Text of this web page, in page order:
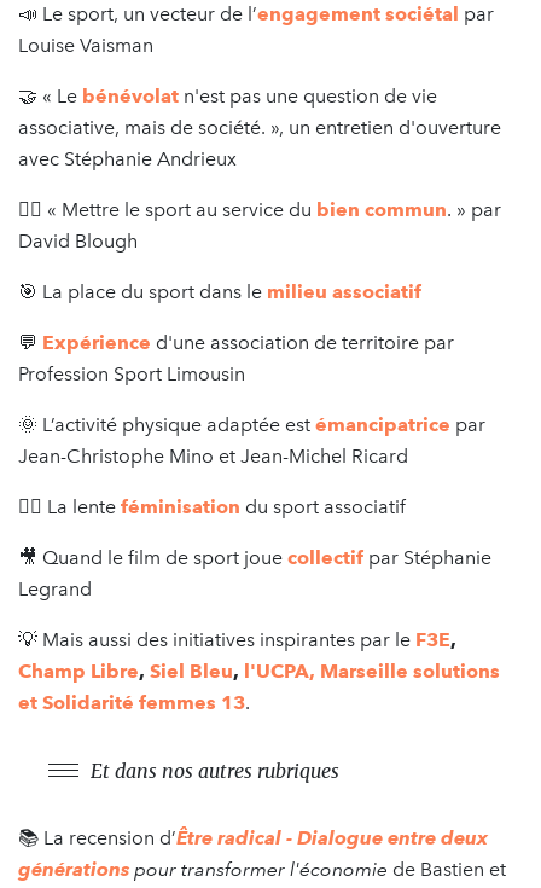
📣 Le sport, un vecteur de l’engagement sociétal par
Louise Vaisman
🤝 « Le bénévolat n'est pas une question de vie
associative, mais de société. », un entretien d'ouverture
avec Stéphanie Andrieux
🏃‍♂️ « Mettre le sport au service du bien commun. » par
David Blough
🎯 La place du sport dans le milieu associatif
💬 Expérience d'une association de territoire par
Profession Sport Limousin
🌞 L’activité physique adaptée est émancipatrice par
Jean-Christophe Mino et Jean-Michel Ricard
🏃‍♀️ La lente féminisation du sport associatif
🎥 Quand le film de sport joue collectif par Stéphanie
Legrand
💡 Mais aussi des initiatives inspirantes par le F3E,
Champ Libre, Siel Bleu, l'UCPA, Marseille solutions
et Solidarité femmes 13.
Et dans nos autres rubriques
📚 La recension d’Être radical - Dialogue entre deux
générations pour transformer l'économie de Bastien et